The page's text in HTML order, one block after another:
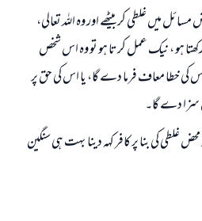
میں غلطی کر بیٹھے اور وہ اللہ تعالی،
ہو ، نیک عمل کرتا ہو تو وہ اس شخص
اس کی خطا معاف فرما دے گا، یا اس کی حق پر
سزا دے گا۔
کی بنا پر کافر کہہ دینا بہت ہی سنگین